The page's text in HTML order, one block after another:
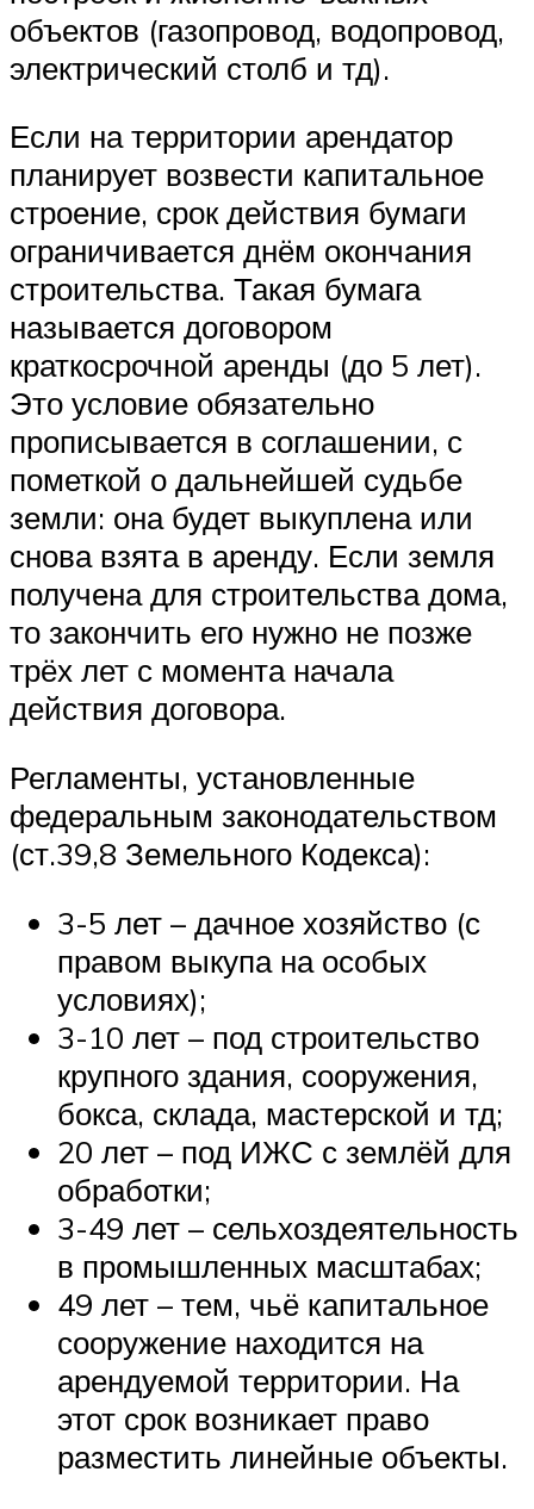
объектов (газопровод, водопровод,
электрический столб и тд).
Если на территории арендатор
планирует возвести капитальное
строение, срок действия бумаги
ограничивается днём окончания
строительства. Такая бумага
называется договором
краткосрочной аренды (до 5 лет).
Это условие обязательно
прописывается в соглашении, с
пометкой о дальнейшей судьбе
земли: она будет выкуплена или
снова взята в аренду. Если земля
получена для строительства дома,
то закончить его нужно не позже
трёх лет с момента начала
действия договора.
Регламенты, установленные
федеральным законодательством
(ст.39,8 Земельного Кодекса):
3-5 лет – дачное хозяйство (с
правом выкупа на особых
условиях);
3-10 лет – под строительство
крупного здания, сооружения,
бокса, склада, мастерской и тд;
20 лет – под ИЖС с землёй для
обработки;
3-49 лет – сельхоздеятельность
в промышленных масштабах;
49 лет – тем, чьё капитальное
сооружение находится на
арендуемой территории. На
этот срок возникает право
разместить линейные объекты.